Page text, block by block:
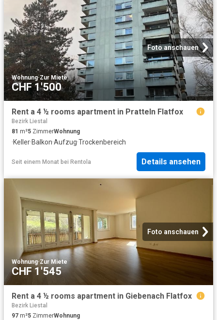
Foto anschauen
Wohnung·Zur Miete
CHF 1'500
Rent a 4 ½ rooms apartment in Pratteln Flatfox
Bezirk Liestal
81 m²5 ZimmerWohnung
·Keller·Balkon·Aufzug·Trockenbereich
Seit einem Monat bei Rentola Details ansehen
Foto anschauen
Wohnung·Zur Miete
CHF 1'545
Rent a 4 ½ rooms apartment in Giebenach Flatfox
Bezirk Liestal
97 m²5 ZimmerWohnung